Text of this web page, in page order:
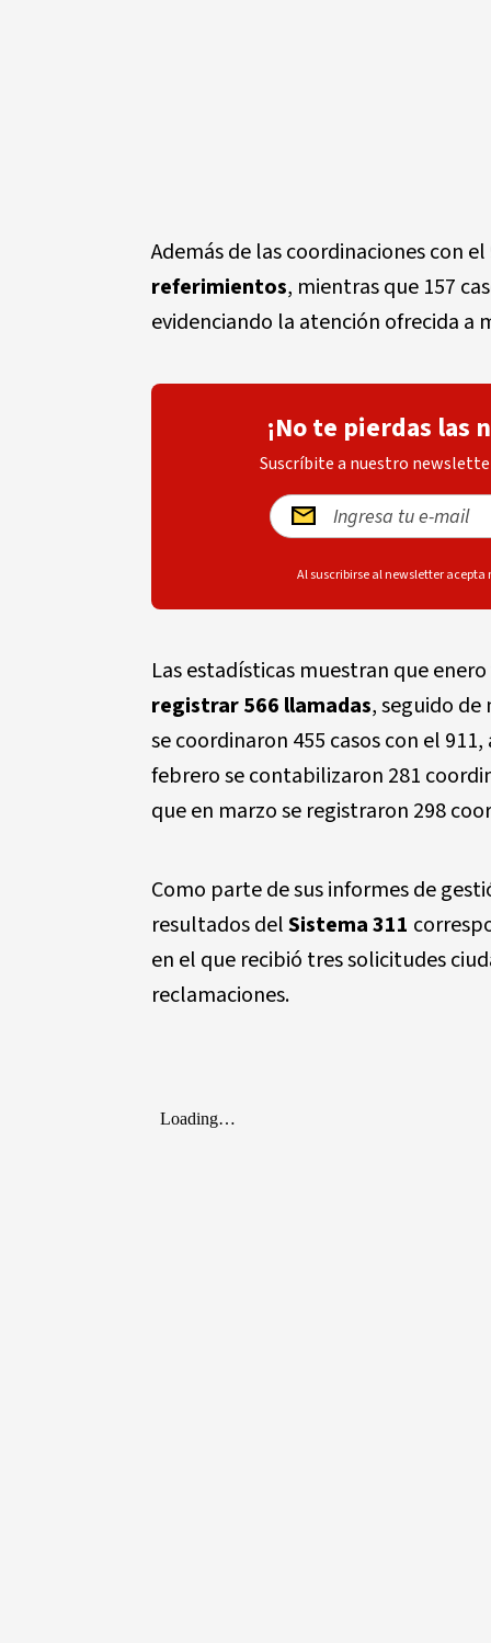
Además de las coordinaciones con el
referimientos, mientras que 157
evidenciando la atención ofrecida a
¡No te pierdas las
Suscríbite a nuestro
Al suscribirse al newsletter acepta
Las estadísticas muestran que
registrar 566 llamadas, seguido de
se coordinaron 455 casos con el
febrero se contabilizaron 281
que en marzo se registraron 298
Como parte de sus informes de
resultados delSistema 311
en el que recibió tres solicitudes
reclamaciones.